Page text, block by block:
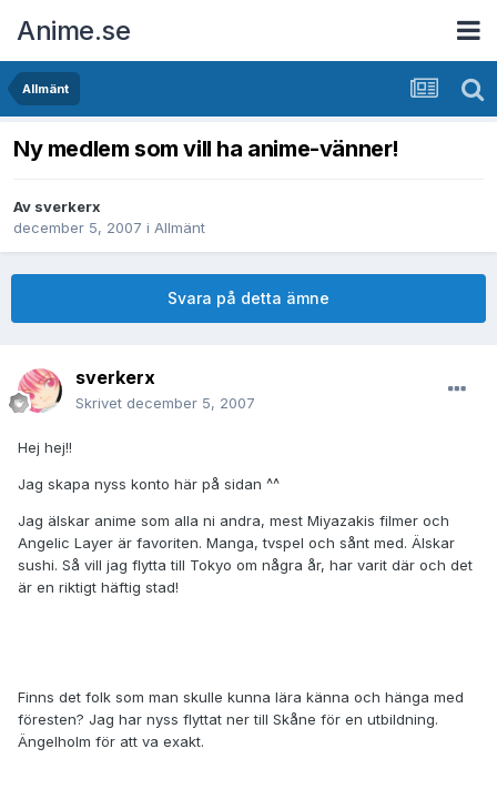
Anime.se
Allmänt
Ny medlem som vill ha anime-vänner!
Av sverkerx
december 5, 2007 i Allmänt
Svara på detta ämne
sverkerx
Skrivet december 5, 2007
Hej hej!!
Jag skapa nyss konto här på sidan ^^
Jag älskar anime som alla ni andra, mest Miyazakis filmer och
Angelic Layer är favoriten. Manga, tvspel och sånt med. Älskar
sushi. Så vill jag flytta till Tokyo om några år, har varit där och det
är en riktigt häftig stad!
Finns det folk som man skulle kunna lära känna och hänga med
föresten? Jag har nyss flyttat ner till Skåne för en utbildning.
Ängelholm för att va exakt.